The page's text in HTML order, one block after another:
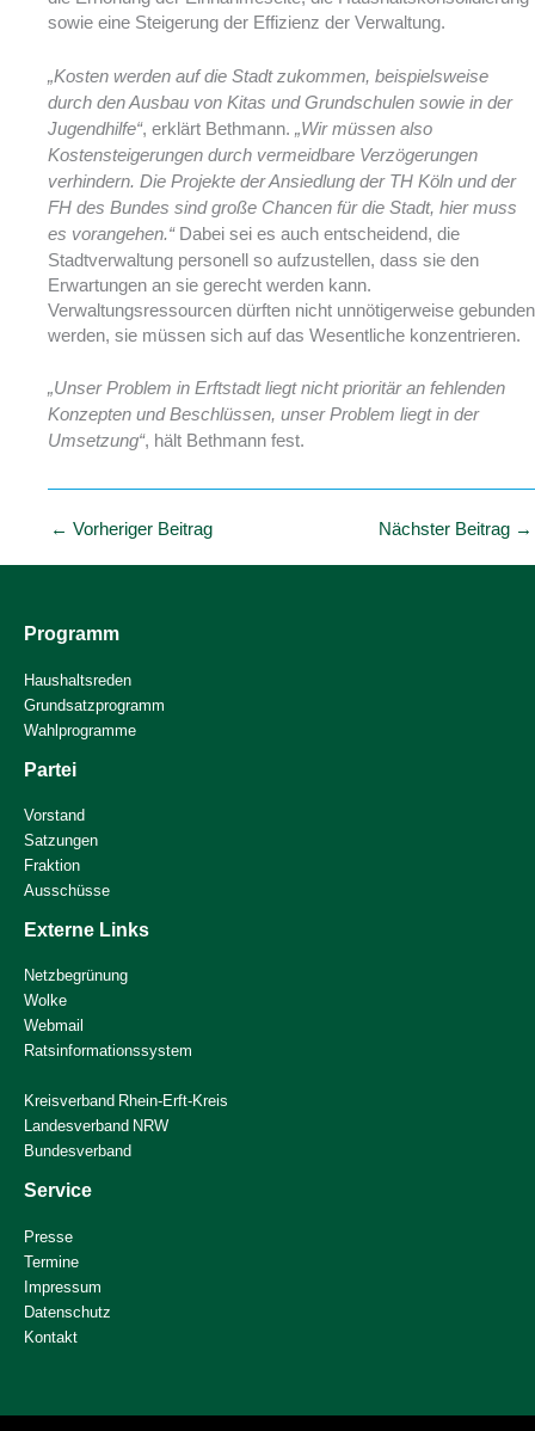
sowie eine Steigerung der Effizienz der Verwaltung.
„Kosten werden auf die Stadt zukommen, beispielsweise
durch den Ausbau von Kitas und Grundschulen sowie in der
Jugendhilfe“, erklärt Bethmann. „Wir müssen also
Kostensteigerungen durch vermeidbare Verzögerungen
verhindern. Die Projekte der Ansiedlung der TH Köln und der
FH des Bundes sind große Chancen für die Stadt, hier muss
es vorangehen.“Dabei sei es auch entscheidend, die
Stadtverwaltung personell so aufzustellen, dass sie den
Erwartungen an sie gerecht werden kann.
Verwaltungsressourcen dürften nicht unnötigerweise gebunden
werden, sie müssen sich auf das Wesentliche konzentrieren.
„Unser Problem in Erftstadt liegt nicht prioritär an fehlenden
Konzepten und Beschlüssen, unser Problem liegt in der
Umsetzung“, hält Bethmann fest.
← Vorheriger Beitrag Nächster Beitrag →
Programm
Haushaltsreden
Grundsatzprogramm
Wahlprogramme
Partei
Vorstand
Satzungen
Fraktion
Ausschüsse
Externe Links
Netzbegrünung
Wolke
Webmail
Ratsinformationssystem
Kreisverband Rhein-Erft-Kreis
Landesverband NRW
Bundesverband
Service
Presse
Termine
Impressum
Datenschutz
Kontakt